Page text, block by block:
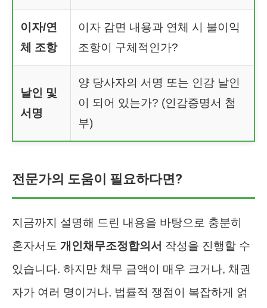
이자/연
체 조항
이자 감면 내용과 연체 시 불이익
조항이 구체적인가?
날인 및
서명
양 당사자의 서명 또는 인감 날인
이 되어 있는가? (인감증명서 첨
부)
전문가의 도움이 필요하다면?
지금까지 설명해 드린 내용을 바탕으로 충분히
혼자서도 개인채무조정합의서 작성을 진행할 수
있습니다. 하지만 채무 금액이 매우 크거나, 채권
자가 여러 명이거나, 법률적 쟁점이 복잡하게 얽